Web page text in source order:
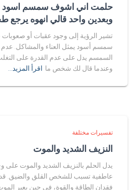
حلمت اني اشوف سمسم اسود
وبعدين واحد قالي انهوه يرجع
تشير الرؤية إلى وجود عقبات أو صعوبات
سمسم أسود يمثل العناء والمشاكل.
السمسم يدل على عدم القدرة على
وعندما قال لك شخص ما اقرأ المزيد…
تفسيرات مختلفة
النزيف الشديد والموت
يدل الحلم بالنزيف الشديد والموت
عاطفية تسبب للشخص القلق والضيق. قد
فقدان الطاقة والقوة، في حين يعبر